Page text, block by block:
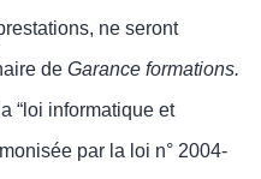
ne seront
de Garance formations.
“loi informatique et
par la loi n° 2004-